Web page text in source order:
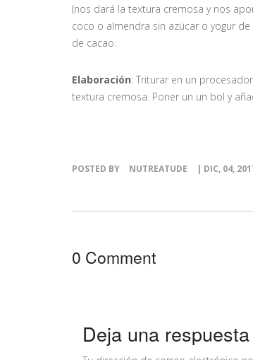
(nos dará la textura cremosa y nos
coco o almendra sin azúcar o yogur
de cacao.
Elaboración: Triturar en un
textura cremosa. Poner un un bol y
POSTED BY NUTREATUDE | DIC, 04,
0 Comment
Deja una respuesta